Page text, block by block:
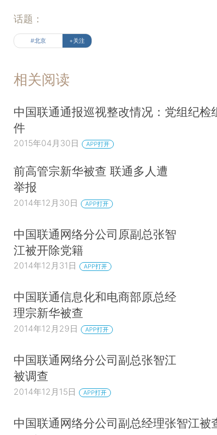
话题：
#北京 +关注
相关阅读
中国联通通报巡视整改情况：党组纪检
件
2015年04月30日 APP打开
前高管宗新华被查 联通多人遭
举报
2014年12月30日 APP打开
中国联通网络分公司原副总张智
江被开除党籍
2014年12月31日 APP打开
中国联通信息化和电商部原总经
理宗新华被查
2014年12月29日 APP打开
中国联通网络分公司副总张智江
被调查
2014年12月15日 APP打开
中国联通网络分公司副总经理张智江被